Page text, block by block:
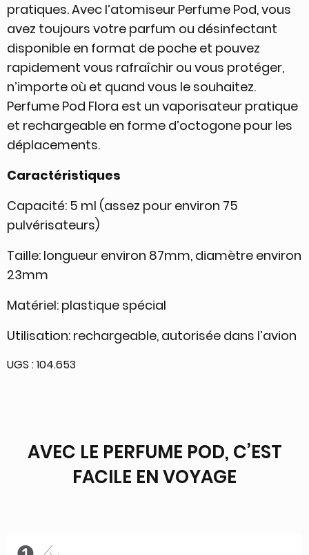
pratiques. Avec l’atomiseur Perfume Pod, vous
avez toujours votre parfum ou désinfectant
disponible en format de poche et pouvez
rapidement vous rafraîchir ou vous protéger,
n’importe où et quand vous le souhaitez.
Perfume Pod Flora est un vaporisateur pratique
et rechargeable en forme d’octogone pour les
déplacements.
Caractéristiques
Capacité: 5 ml (assez pour environ 75
pulvérisateurs)
Taille: longueur environ 87mm, diamètre environ
23mm
Matériel: plastique spécial
Utilisation: rechargeable, autorisée dans l’avion
UGS :104.653
AVEC LE PERFUME POD, C’EST
FACILE EN VOYAGE